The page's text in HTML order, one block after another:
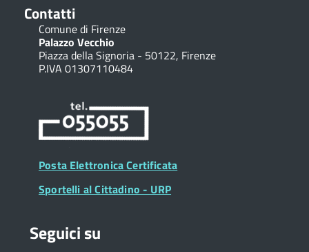
Contatti
Comune di Firenze
Palazzo Vecchio
Piazza della Signoria - 50122, Firenze
P.IVA 01307110484
Posta Elettronica Certificata
Sportelli al Cittadino - URP
Seguici su